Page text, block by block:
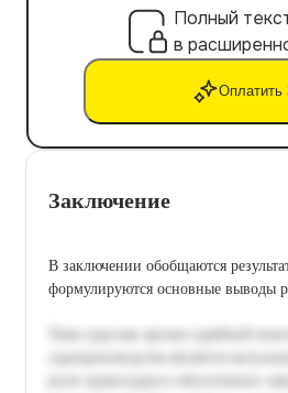
Полный
в
Оплатить
Заключение
В заключении обобщаются
формулируются основные выводы